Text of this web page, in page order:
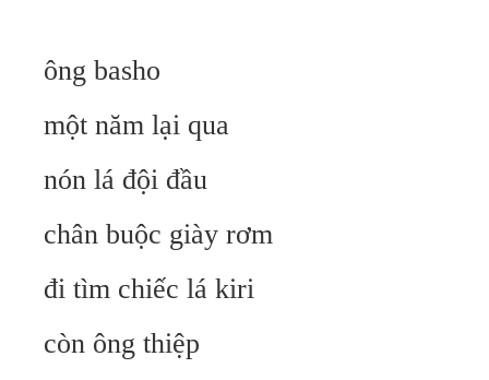
ông basho
một năm lại qua
nón lá đội đầu
chân buộc giày rơm
đi tìm chiếc lá kiri
còn ông thiệp